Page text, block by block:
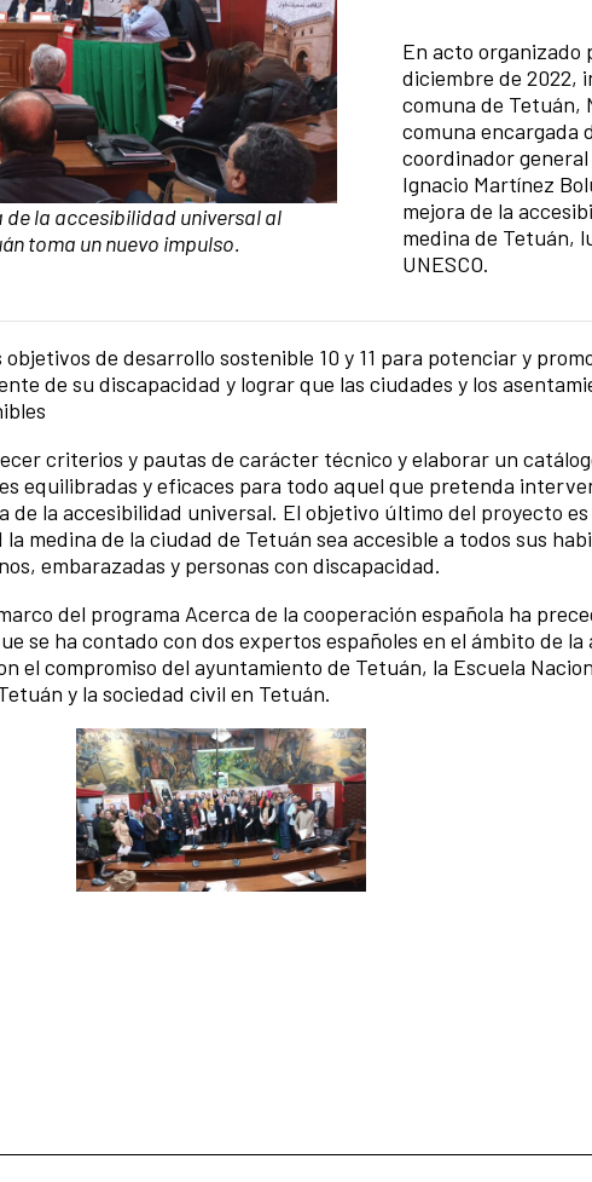
la accesibilidad universal al
toma un nuevo impulso.
En acto organizado
diciembre de 2022,
comuna de Tetuán,
comuna encargada
coordinador
Ignacio Martínez
mejora de la
medina de Tetuán,
UNESCO.
de desarrollo sostenible 10 y 11 para potenciar y
de su discapacidad y lograr que las ciudades y los
criterios y pautas de carácter técnico y elaborar un
equilibradas y eficaces para todo aquel que pretenda
la accesibilidad universal. El objetivo último del proyecto
medina de la ciudad de Tetuán sea accesible a todos sus
embarazadas y personas con discapacidad.
del programa Acerca de la cooperación española ha
se ha contado con dos expertos españoles en el ámbito de la
el compromiso del ayuntamiento de Tetuán, la Escuela
y la sociedad civil en Tetuán.